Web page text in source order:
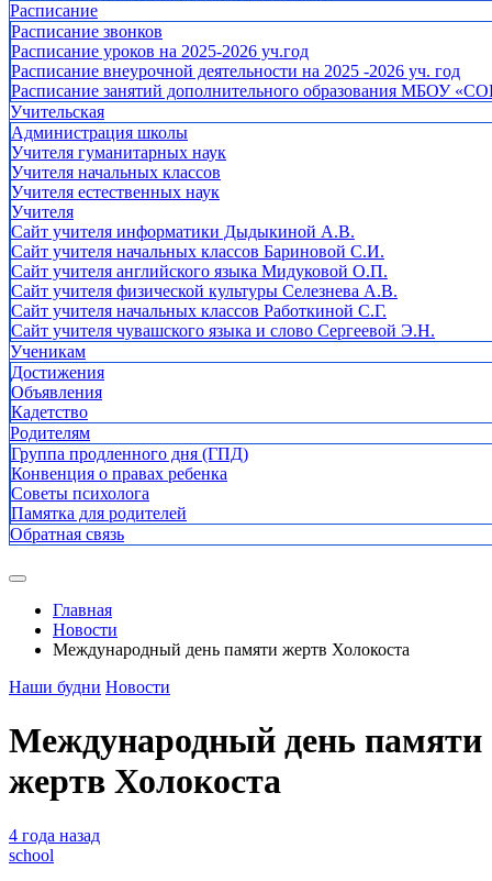
Расписание
Расписание звонков
Расписание уроков на 2025-2026 уч.год
Расписание внеурочной деятельности на 2025 -2026 уч. год
Расписание занятий дополнительного образования МБОУ
Учительская
Администрация школы
Учителя гуманитарных наук
Учителя начальных классов
Учителя естественных наук
Учителя
Cайт учителя информатики Дыдыкиной А.В.
Сайт учителя начальных классов Бариновой С.И.
Сайт учителя английского языка Мидуковой О.П.
Сайт учителя физической культуры Селезнева А.В.
Сайт учителя начальных классов Работкиной С.Г.
Сайт учителя чувашского языка и слово Сергеевой Э.Н.
Ученикам
Достижения
Объявления
Кадетство
Родителям
Группа продленного дня (ГПД)
Конвенция о правах ребенка
Советы психолога
Памятка для родителей
Обратная связь
Главная
Новости
Международный день памяти жертв Холокоста
Наши будни Новости
Международный день памяти
жертв Холокоста
4 года назад
school